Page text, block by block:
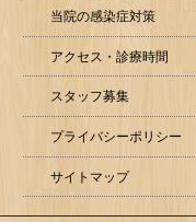
当院の感染症対策
アクセス・診療時間
スタッフ募集
プライバシーポリシー
サイトマップ